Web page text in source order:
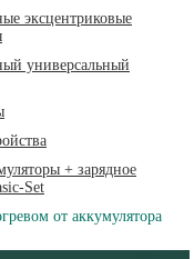
эксцентриковые
универсальный
+ зарядное
Set
от аккумулятора